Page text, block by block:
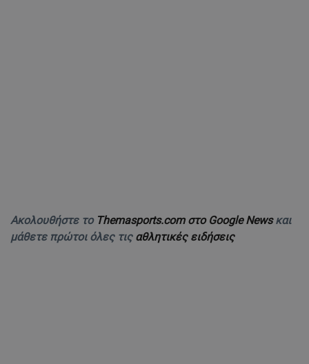
Ακολουθήστε το Themasports.com στο Google Newsκαι
μάθετε πρώτοι όλες τις αθλητικές ειδήσεις